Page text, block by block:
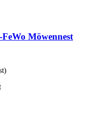
Möwennest